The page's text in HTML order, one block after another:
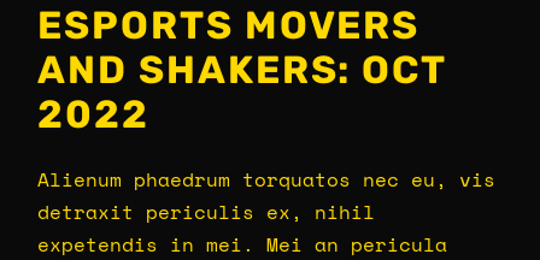
ESPORTS MOVERS
AND SHAKERS: OCT
2022
Alienum phaedrum torquatos nec eu, vis
detraxit periculis ex, nihil
expetendis in mei. Mei an pericula